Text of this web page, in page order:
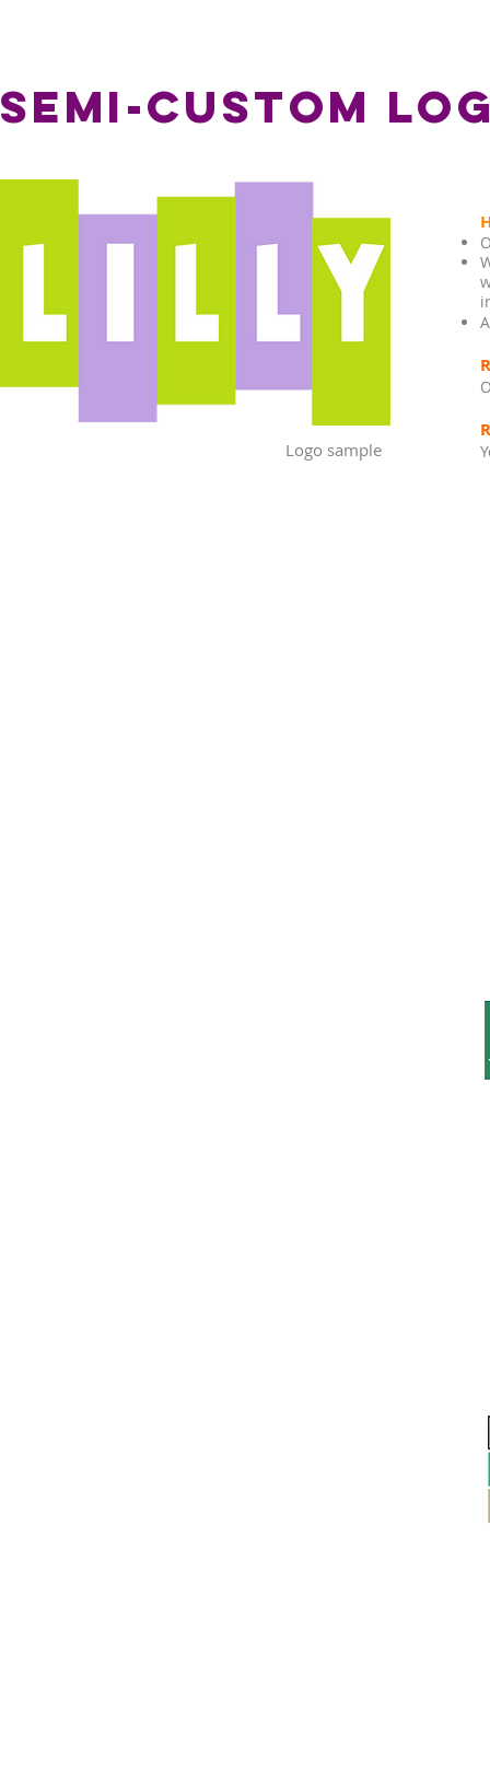
SEMI-CUSTOM
Logo sample